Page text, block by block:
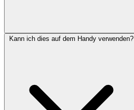
Kann ich dies auf dem Handy verwenden?